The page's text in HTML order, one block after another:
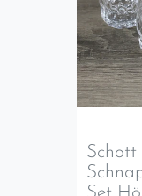
Schott